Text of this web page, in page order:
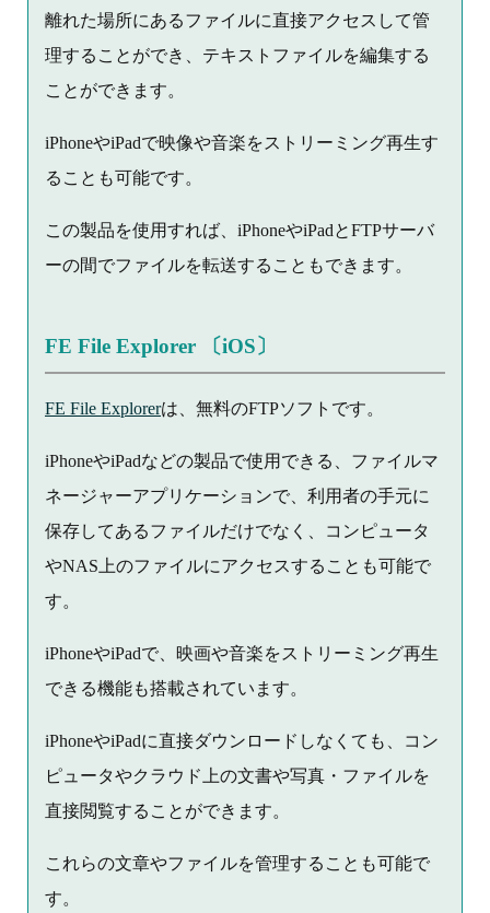
離れた場所にあるファイルに直接アクセスして管
理することができ、テキストファイルを編集する
ことができます。
iPhoneやiPadで映像や音楽をストリーミング再生す
ることも可能です。
この製品を使用すれば、iPhoneやiPadとFTPサーバ
ーの間でファイルを転送することもできます。
FE File Explorer 〔iOS〕
FE File Explorerは、無料のFTPソフトです。
iPhoneやiPadなどの製品で使用できる、ファイルマ
ネージャーアプリケーションで、利用者の手元に
保存してあるファイルだけでなく、コンピュータ
やNAS上のファイルにアクセスすることも可能で
す。
iPhoneやiPadで、映画や音楽をストリーミング再生
できる機能も搭載されています。
iPhoneやiPadに直接ダウンロードしなくても、コン
ピュータやクラウド上の文書や写真・ファイルを
直接閲覧することができます。
これらの文章やファイルを管理することも可能で
す。